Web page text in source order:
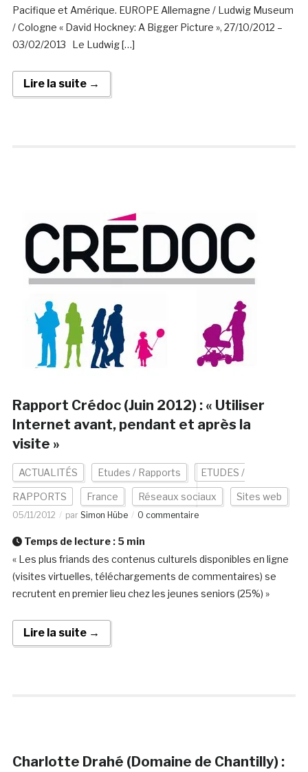
Pacifique et Amérique. EUROPE Allemagne / Ludwig Museum
/ Cologne « David Hockney: A Bigger Picture », 27/10/2012 –
03/02/2013 Le Ludwig […]
Lire la suite →
Rapport Crédoc (Juin 2012) : « Utiliser
Internet avant, pendant et après la
visite »
ACTUALITÉS Etudes / Rapports ETUDES /
RAPPORTS France Réseaux sociaux Sites web
05/11/2012 par Simon Hübe 0 commentaire
Temps de lecture : 5 min
« Les plus friands des contenus culturels disponibles en ligne
(visites virtuelles, téléchargements de commentaires) se
recrutent en premier lieu chez les jeunes seniors (25%) »
Lire la suite →
Charlotte Drahé (Domaine de Chantilly) :